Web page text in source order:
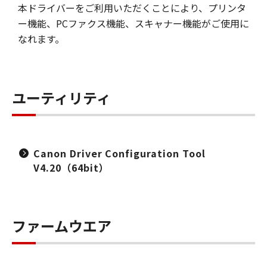
本ドライバーをご利用いただくことにより、プリンタ
ー機能、PCファクス機能、スキャナー機能がご使用に
なれます。
ユーティリティ
Canon Driver Configuration Tool
V4.20（64bit）
ファームウエア